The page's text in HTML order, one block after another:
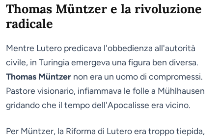
Thomas Müntzer e la rivoluzione
radicale
Mentre Lutero predicava l'obbedienza all'autorità
civile, in Turingia emergeva una figura ben diversa.
Thomas Müntzer non era un uomo di compromessi.
Pastore visionario, infiammava le folle a Mühlhausen
gridando che il tempo dell'Apocalisse era vicino.
Per Müntzer, la Riforma di Lutero era troppo tiepida,